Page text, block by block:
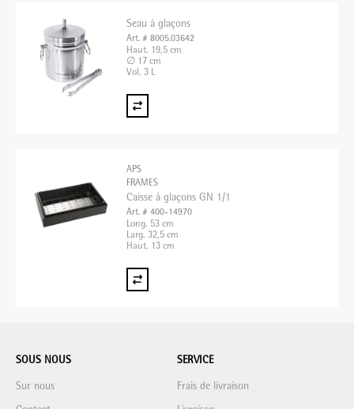
Seau à glaçons
Art. # 8005.03642
Haut. 19,5 cm
∅ 17 cm
Vol. 3 L
APS
FRAMES
Caisse à glaçons GN 1/1
Art. # 400-14970
Long. 53 cm
Larg. 32,5 cm
Haut. 13 cm
SOUS NOUS
Sur nous
SERVICE
Frais de livraison